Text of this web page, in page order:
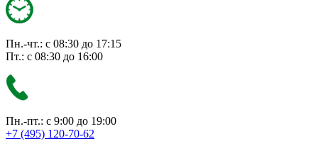
Пн.-чт.: с 08:30 до 17:15
Пт.: с 08:30 до 16:00
Пн.-пт.: с 9:00 до 19:00
+7 (495) 120-70-62